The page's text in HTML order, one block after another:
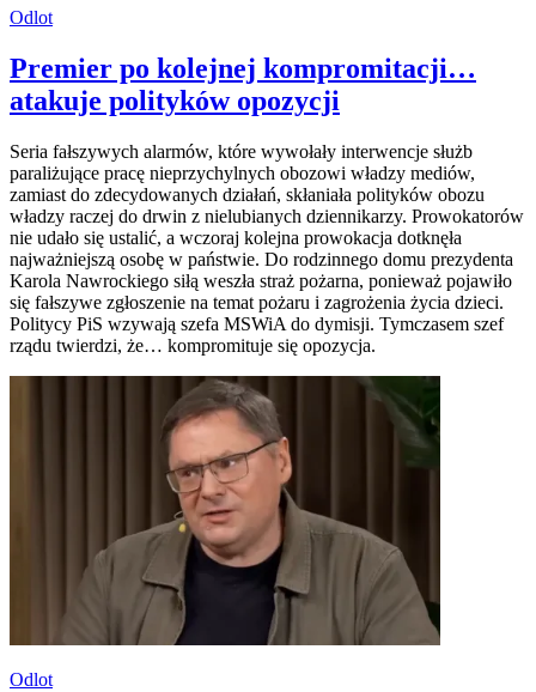
Odlot
Premier po kolejnej kompromitacji…
atakuje polityków opozycji
Seria fałszywych alarmów, które wywołały interwencje służb
paraliżujące pracę nieprzychylnych obozowi władzy mediów,
zamiast do zdecydowanych działań, skłaniała polityków obozu
władzy raczej do drwin z nielubianych dziennikarzy. Prowokatorów
nie udało się ustalić, a wczoraj kolejna prowokacja dotknęła
najważniejszą osobę w państwie. Do rodzinnego domu prezydenta
Karola Nawrockiego siłą weszła straż pożarna, ponieważ pojawiło
się fałszywe zgłoszenie na temat pożaru i zagrożenia życia dzieci.
Politycy PiS wzywają szefa MSWiA do dymisji. Tymczasem szef
rządu twierdzi, że… kompromituje się opozycja.
Odlot